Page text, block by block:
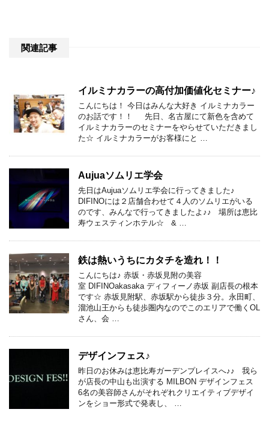
関連記事
イルミナカラーの高付加価値化セミナー♪
こんにちは！ 今日はみんな大好き イルミナカラー
のお話です！！ 先日、名古屋にて新色を含めて
イルミナカラーのセミナーをやらせていただきまし
た☆ イルミナカラーがお客様にと …
Aujuaソムリエ学会
先日はAujuaソムリエ学会に行ってきました♪
DIFINOには２店舗合わせて４人のソムリエがいる
のです、みんなで行ってきましたよ♪♪ 場所は恵比
寿ウェスティンホテル☆ & …
鉄は熱いうちにカタチを造れ！！
こんにちは♪ 赤坂・赤坂見附の美容
室 DIFINOakasaka ディフィーノ赤坂 副店長の根本
です☆ 赤坂見附駅、赤坂駅から徒歩３分。永田町、
溜池山王からも徒歩圏内なのでこのエリアで働くOL
さん、会 …
デザインフェス♪
昨日のお休みは恵比寿ガーデンプレイスへ♪♪ 我ら
が店長の中山も出演する MILBON デザインフェス
6名の美容師さんがそれぞれクリエイティブデザイ
ンをショー形式で発表し、 …